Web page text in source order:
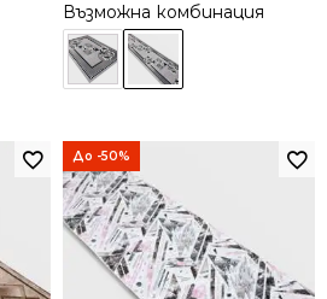
Възможна комбинация
До -50%